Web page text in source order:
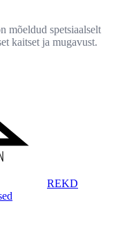
spetsiaalselt
kaitset ja mugavust.
REKD